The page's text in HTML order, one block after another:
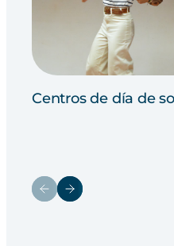
Centros de día de